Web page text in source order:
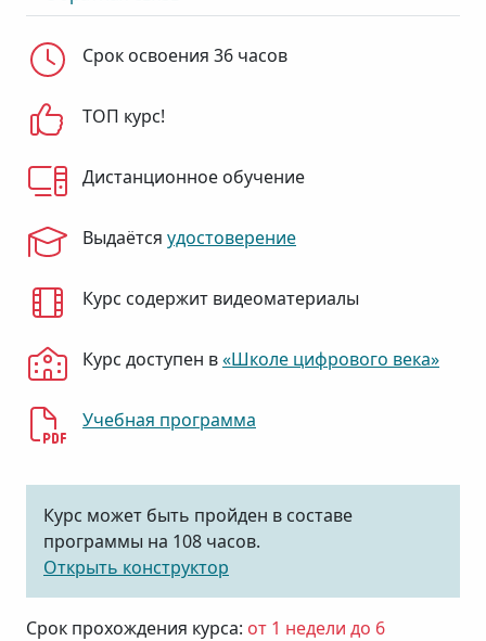
Срок освоения 36 часов
ТОП курс!
Дистанционное обучение
Выдаётся удостоверение
Курс содержит видеоматериалы
Курс доступен в«Школе цифрового века»
Учебная программа
Курс может быть пройден в составе
программы на 108 часов.
Открыть конструктор
Срок прохождения курса: от 1 недели до 6